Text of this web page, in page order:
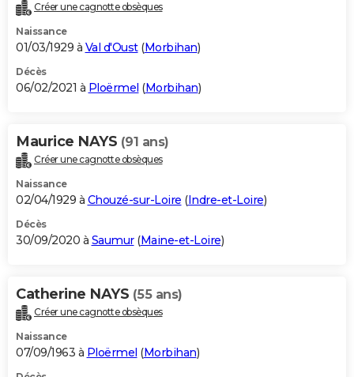
Créer une cagnotte obsèques
Naissance
01/03/1929 à Val d'Oust(Morbihan)
Décès
06/02/2021 à Ploërmel (Morbihan)
Maurice NAYS (91 ans)
Créer une cagnotte obsèques
Naissance
02/04/1929 à Chouzé-sur-Loire (Indre-et-Loire)
Décès
30/09/2020 à Saumur(Maine-et-Loire)
Catherine NAYS (55 ans)
Créer une cagnotte obsèques
Naissance
07/09/1963 à Ploërmel (Morbihan)